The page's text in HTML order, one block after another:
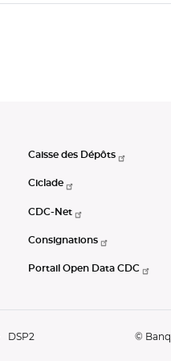
Caisse des Dépôts
Ciclade
CDC-Net
Consignations
Portail Open Data CDC
DSP2
©